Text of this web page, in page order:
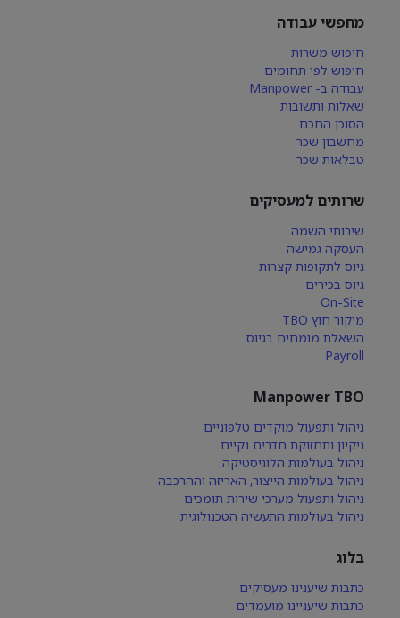
מחפשי עבודה
חיפוש משרות
חיפוש לפי תחומים
עבודה ב- Manpower
שאלות ותשובות
הסוכן החכם
מחשבון שכר
טבלאות שכר
שרותים למעסיקים
שירותי השמה
העסקה גמישה
גיוס לתקופות קצרות
גיוס בכירים
On-Site
מיקור חוץ TBO
השאלת מומחים בגיוס
Payroll
Manpower TBO
ניהול ותפעול מוקדים טלפוניים
ניקיון ותחזוקת חדרים נקיים
ניהול בעולמות הלוגיסטיקה
ניהול בעולמות הייצור, האריזה וההרכבה
ניהול ותפעול מערכי שירות תומכים
ניהול בעולמות התעשיה הטכנולוגית
בלוג
כתבות שיענינו מעסיקים
כתבות שיעניינו מועמדים